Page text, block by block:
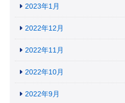
2023年1月
2022年12月
2022年11月
2022年10月
2022年9月